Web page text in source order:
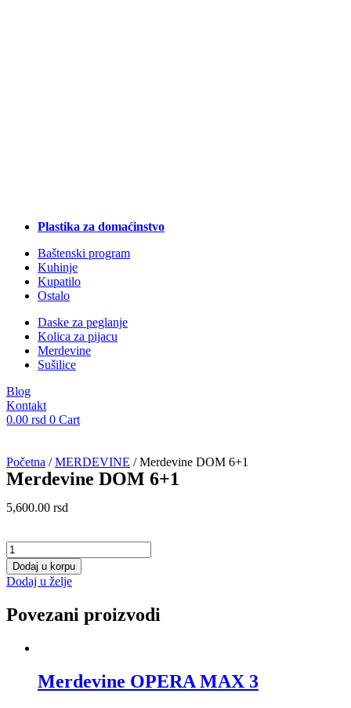
Plastika za domaćinstvo
Baštenski program
Kuhinje
Kupatilo
Ostalo
Daske za peglanje
Kolica za pijacu
Merdevine
Sušilice
Blog
Kontakt
0.00 rsd 0 Cart
Početna /MERDEVINE / Merdevine DOM 6+1
Merdevine DOM 6+1
5,600.00 rsd
Merdevine
DOM
6+1
količina
Dodaj u korpu
Dodaj u želje
Povezani proizvodi
Merdevine OPERA MAX 3